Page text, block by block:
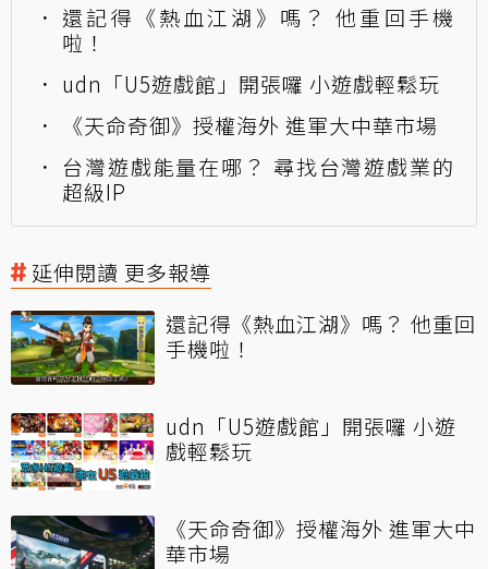
還記得《熱血江湖》嗎？ 他重回手機
啦！
udn「U5遊戲館」開張囉 小遊戲輕鬆玩
《天命奇御》授權海外 進軍大中華市場
台灣遊戲能量在哪？ 尋找台灣遊戲業的
超級IP
延伸閱讀 更多報導
還記得《熱血江湖》嗎？ 他重回
手機啦！
udn「U5遊戲館」開張囉 小遊
戲輕鬆玩
《天命奇御》授權海外 進軍大中
華市場